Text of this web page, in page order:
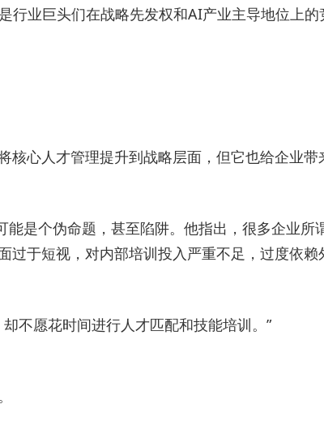
业巨头们在战略先发权和AI产业主导地位上的
核心人才管理提升到战略层面，但它也给企业
是个伪命题，甚至陷阱。他指出，很多企业
于短视，对内部培训投入严重不足，过度依
不愿花时间进行人才匹配和技能培训。”